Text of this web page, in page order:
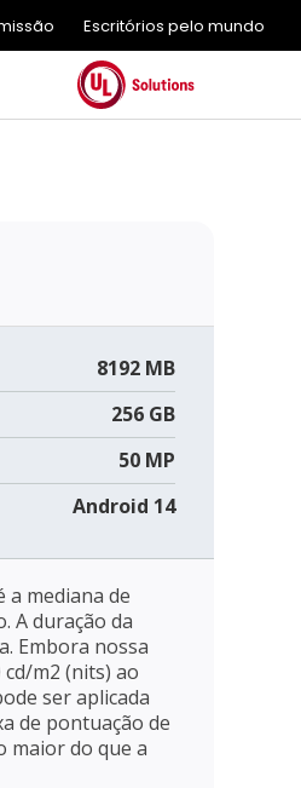
Escritórios pelo mundo
8192 MB
256 GB
50 MP
Android 14
mediana de
A duração da
Embora nossa
m2 (nits) ao
ser aplicada
de pontuação de
maior do que a